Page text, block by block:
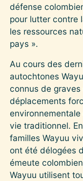
défense
pour lutter contre
les ressources
pays ».
Au cours des
autochtones
connus de
déplacements
vie traditionnel.
familles Wayuu
ont été délogées
émeute
Wayuu utilisent